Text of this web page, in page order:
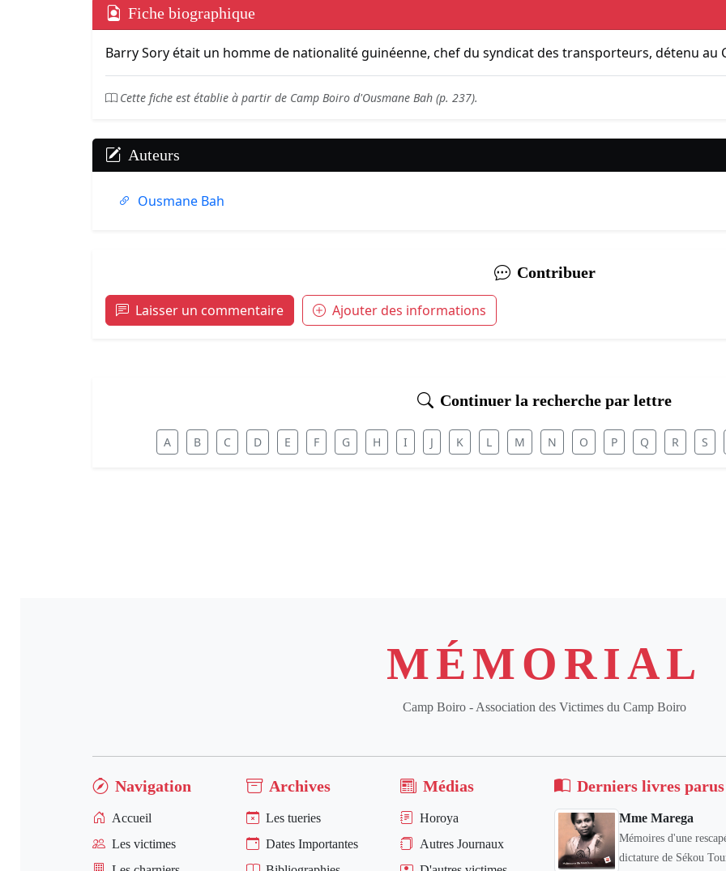
Fiche biographique
Barry Sory était un homme de nationalité guinéenne, chef du syndicat des transporteurs, détenu au
Cette fiche est établie à partir de Camp Boiro d'Ousmane Bah (p. 237).
Auteurs
Ousmane Bah
Contribuer
Laisser un commentaire Ajouter des informations
Continuer la recherche par lettre
A B C D E F G H I J K L M N O P Q R S
MÉMORIAL
Camp Boiro - Association des Victimes du Camp Boiro
Navigation
Accueil
Les victimes
Archives
Les tueries
Dates Importantes
Médias
Horoya
Autres Journaux
Derniers livres parus
Mme Marega
Mémoires d'une
dictature de Sékou